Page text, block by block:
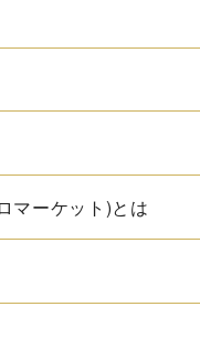
マーケット)とは